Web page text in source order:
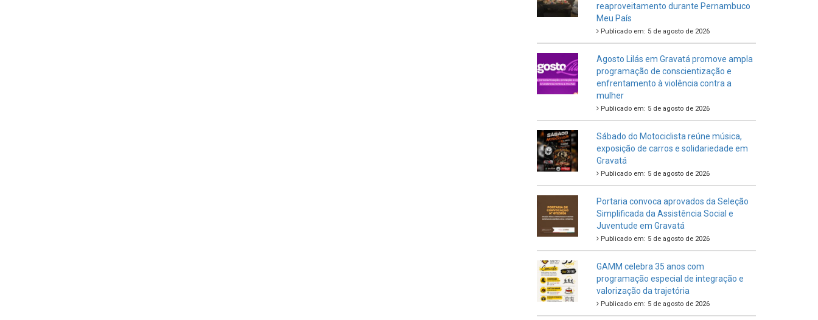
reaproveitamento durante Pernambuco
Meu País
Publicado em: 5 de agosto de 2026
Agosto Lilás em Gravatá promove ampla
programação de conscientização e
enfrentamento à violência contra a
mulher
Publicado em: 5 de agosto de 2026
Sábado do Motociclista reúne música,
exposição de carros e solidariedade em
Gravatá
Publicado em: 5 de agosto de 2026
Portaria convoca aprovados da Seleção
Simplificada da Assistência Social e
Juventude em Gravatá
Publicado em: 5 de agosto de 2026
GAMM celebra 35 anos com
programação especial de integração e
valorização da trajetória
Publicado em: 5 de agosto de 2026